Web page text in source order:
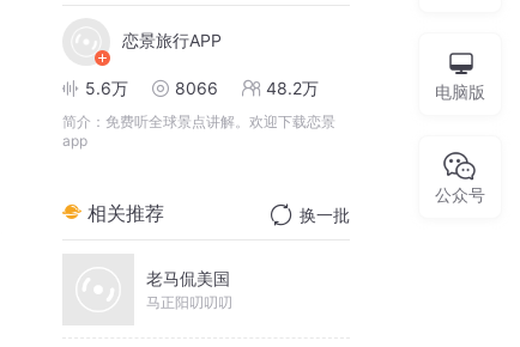
恋景旅行APP
5.6万 8066 48.2万
简介： 免费听全球景点讲解。欢迎下载恋景
app
相关推荐 换一批
老马侃美国
马正阳叨叨叨
电脑版
公众号